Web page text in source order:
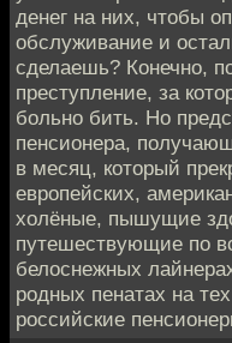
денег на них, чтобы
обслуживание и
сделаешь? Конечно,
преступление, за
больно бить. Но
пенсионера,
в месяц, который
европейских,
холёные, пышущие
путешествующие по
белоснежных
родных пенатах на
российские